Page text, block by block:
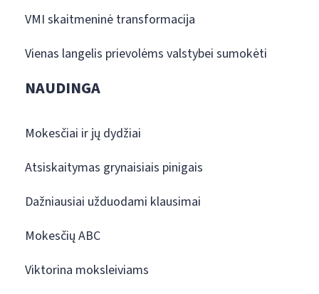
VMI skaitmeninė transformacija
Vienas langelis prievolėms valstybei sumokėti
NAUDINGA
Mokesčiai ir jų dydžiai
Atsiskaitymas grynaisiais pinigais
Dažniausiai užduodami klausimai
Mokesčių ABC
Viktorina moksleiviams